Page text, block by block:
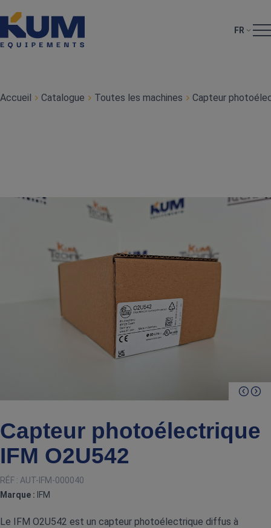
FR
Accueil Catalogue Toutes les machines Capteur
Capteur photoélectrique
IFM O2U542
RÉF : AUT-IFM-000040
Marque : IFM
Le IFM O2U542 est un capteur photoélectrique diffus à